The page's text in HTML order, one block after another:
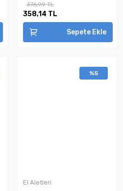
376,99 TL
358,14 TL
Sepete Ekle
%5
El Aletleri